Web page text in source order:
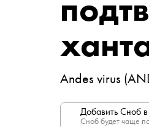
Andes virus
Добавить Сноб
Сноб будет чаще